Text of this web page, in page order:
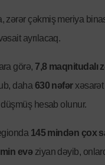
zərər çəkmiş meriya
ayrılacaq.
görə, 7,8 maqnitudalı
daha 630 nəfərxəsarət
hesab olunur.
145 mindən çox
evə ziyan dəyib,